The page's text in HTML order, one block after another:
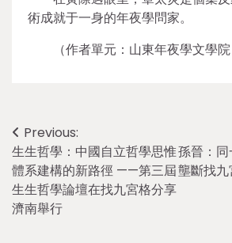
術成就于一身的年夜學問家。
（作者單元：山東年夜學文學院
Post
navigation
Previous:
生生哲學：中國自立哲學思惟
體系建構的新路徑 ——第三屆
生生哲學論壇在找九宮格分享
濟南舉行
孫晉：
壟斷找